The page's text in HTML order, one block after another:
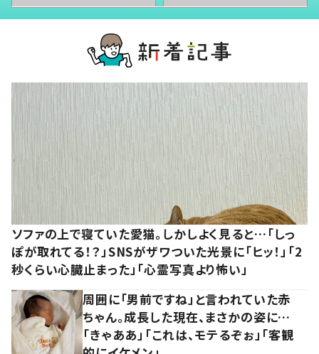
ソファの上で寝ていた愛猫。しかしよく見ると…「しっ
ぽが取れてる！？」SNSがザワついた光景に「ヒッ！」「2
秒くらい心臓止まった」「心霊写真より怖い」
周囲に「男前ですね」と言われていた赤
ちゃん。成長した現在、まさかの姿に…
「きゃああ」「これは、モテるぞぉ」「客観